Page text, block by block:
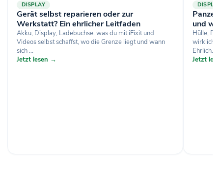
DISPLAY
Gerät selbst reparieren oder zur
Werkstatt? Ein ehrlicher Leitfaden
Akku, Display, Ladebuchse: was du mit iFixit und
Videos selbst schaffst, wo die Grenze liegt und wann
sich ...
Jetzt lesen →
und
Hülle,
wirklich
Ehrlich...
Jetzt